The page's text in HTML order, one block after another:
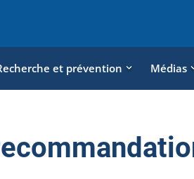
et prévention Médias